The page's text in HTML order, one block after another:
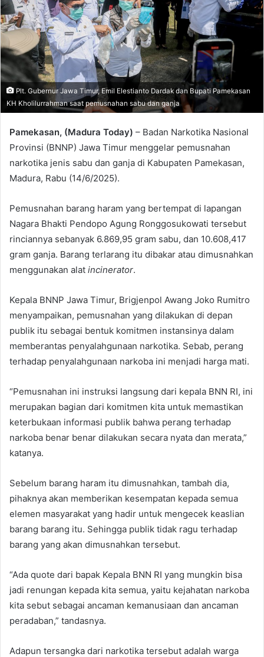
n
e
m
a
Plt. Gubernur Jawa Timur, Emil Elestianto Dardak dan Bupati Pamekasan
KH Kholilurrahman saat pemusnahan sabu dan ganja
Pamekasan, (Madura Today) – Badan Narkotika Nasional
Provinsi (BNNP) Jawa Timur menggelar pemusnahan
narkotika jenis sabu dan ganja di Kabupaten Pamekasan,
Madura, Rabu (14/6/2025).
Pemusnahan barang haram yang bertempat di lapangan
Nagara Bhakti Pendopo Agung Ronggosukowati tersebut
rinciannya sebanyak 6.869,95 gram sabu, dan 10.608,417
gram ganja. Barang terlarang itu dibakar atau dimusnahkan
menggunakan alat incinerator.
Kepala BNNP Jawa Timur, Brigjenpol Awang Joko Rumitro
menyampaikan, pemusnahan yang dilakukan di depan
publik itu sebagai bentuk komitmen instansinya dalam
memberantas penyalahgunaan narkotika. Sebab, perang
terhadap penyalahgunaan narkoba ini menjadi harga mati.
“Pemusnahan ini instruksi langsung dari kepala BNN RI, ini
merupakan bagian dari komitmen kita untuk memastikan
keterbukaan informasi publik bahwa perang terhadap
narkoba benar benar dilakukan secara nyata dan merata,”
katanya.
Sebelum barang haram itu dimusnahkan, tambah dia,
pihaknya akan memberikan kesempatan kepada semua
elemen masyarakat yang hadir untuk mengecek keaslian
barang barang itu. Sehingga publik tidak ragu terhadap
barang yang akan dimusnahkan tersebut.
“Ada quote dari bapak Kepala BNN RI yang mungkin bisa
jadi renungan kepada kita semua, yaitu kejahatan narkoba
kita sebut sebagai ancaman kemanusiaan dan ancaman
peradaban,” tandasnya.
Adapun tersangka dari narkotika tersebut adalah warga